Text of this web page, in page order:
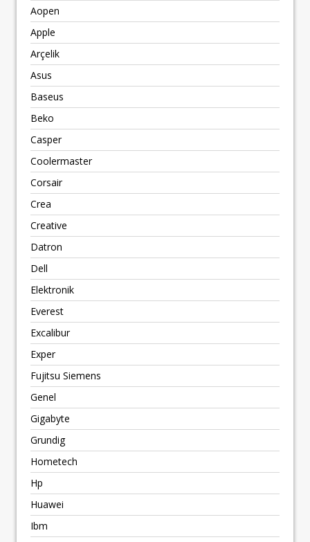
Aopen
Apple
Arçelik
Asus
Baseus
Beko
Casper
Coolermaster
Corsair
Crea
Creative
Datron
Dell
Elektronik
Everest
Excalibur
Exper
Fujitsu Siemens
Genel
Gigabyte
Grundig
Hometech
Hp
Huawei
Ibm